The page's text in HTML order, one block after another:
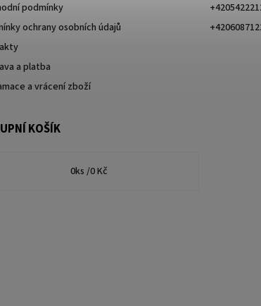
podmínky
ochrany osobních údajů
a platba
a vrácení zboží
KOŠÍK
0ks /0 Kč